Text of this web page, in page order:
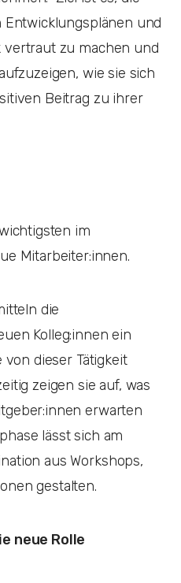
und
zu machen und
wie sie sich
Beitrag zu ihrer
im
Mitarbeiter:innen.
die
Kolleg:innen ein
von dieser Tätigkeit
zeigen sie auf, was
erwarten
lässt sich am
aus Workshops,
gestalten.
neue Rolle